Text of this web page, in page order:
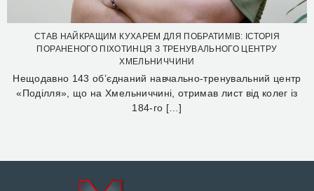
СТАВ НАЙКРАЩИМ КУХАРЕМ ДЛЯ ПОБРАТИМІВ: ІСТОРІЯ
ПОРАНЕНОГО ПІХОТИНЦЯ З ТРЕНУВАЛЬНОГО ЦЕНТРУ
ХМЕЛЬНИЧЧИНИ
Нещодавно 143 об’єднаний навчально-тренувальний центр
«Поділля», що на Хмельниччині, отримав лист від колег із
184-го […]